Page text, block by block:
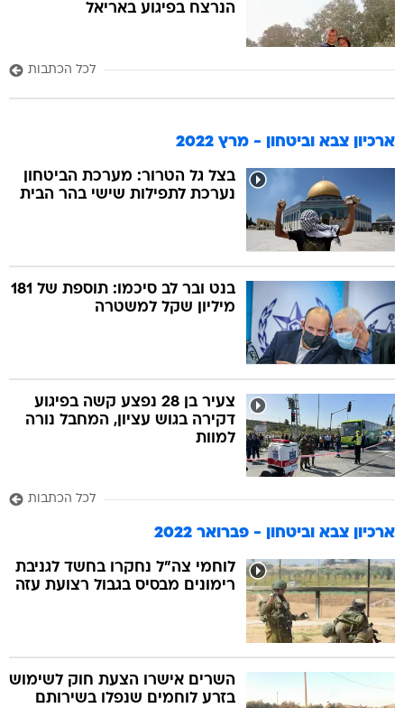
הנרצח בפיגוע באריאל
לכל הכתבות
ארכיון צבא וביטחון - מרץ 2022
בצל גל הטרור: מערכת הביטחון
נערכת לתפילות שישי בהר הבית
בנט ובר לב סיכמו: תוספת של 181
מיליון שקל למשטרה
צעיר בן 28 נפצע קשה בפיגוע
דקירה בגוש עציון, המחבל נורה
למוות
לכל הכתבות
ארכיון צבא וביטחון - פברואר 2022
לוחמי צה"ל נחקרו בחשד לגניבת
רימונים מבסיס בגבול רצועת עזה
השרים אישרו הצעת חוק לשימוש
בזרע לוחמים שנפלו בשירותם